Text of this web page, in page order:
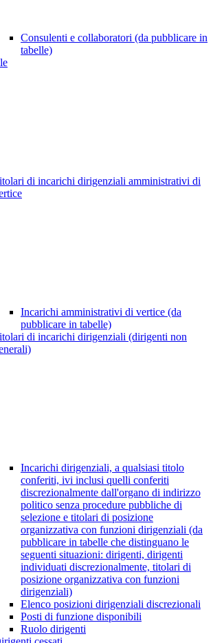
Consulenti e collaboratori (da pubblicare in
tabelle)
di incarichi dirigenziali amministrativi di
Incarichi amministrativi di vertice (da
pubblicare in tabelle)
di incarichi dirigenziali (dirigenti non
Incarichi dirigenziali, a qualsiasi titolo
conferiti, ivi inclusi quelli conferiti
discrezionalmente dall'organo di indirizzo
politico senza procedure pubbliche di
selezione e titolari di posizione
organizzativa con funzioni dirigenziali (da
pubblicare in tabelle che distinguano le
seguenti situazioni: dirigenti, dirigenti
individuati discrezionalmente, titolari di
posizione organizzativa con funzioni
dirigenziali)
Elenco posizioni dirigenziali discrezionali
Posti di funzione disponibili
Ruolo dirigenti